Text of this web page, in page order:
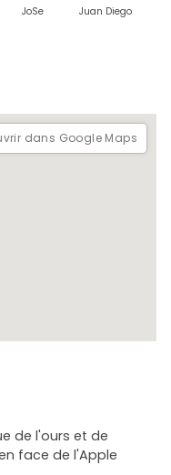
sur WhatsApp
Réservez
JoSe Juan Diego
dans Google Maps
de l'ours et de
face de l'Apple